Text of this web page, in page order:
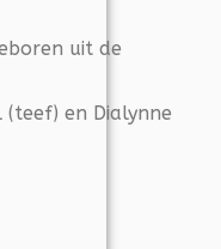
uit de
en Dialynne